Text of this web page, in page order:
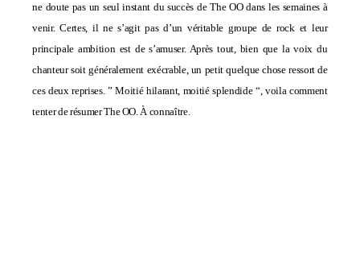
ne doute pas un seul instant du succès de The OO dans les semaines à
venir. Certes, il ne s’agit pas d’un véritable groupe de rock et leur
principale ambition est de s’amuser. Après tout, bien que la voix du
chanteur soit généralement exécrable, un petit quelque chose ressort de
ces deux reprises. ” Moitié hilarant, moitié splendide “, voila comment
tenter de résumer The OO. À connaître.